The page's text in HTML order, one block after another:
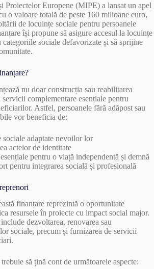
Europene (MIPE) a lansat un apel
o valoare totală de peste 160 milioane euro,
de locuințe sociale pentru persoanele
își propune să asigure accesul la locuințe
categoriile sociale defavorizate și să sprijine
nu doar construcția sau reabilitarea
complementare esențiale pentru
Astfel, persoanele fără adăpost sau
vor beneficia de:
sociale adaptate nevoilor lor
actelor de identitate
pentru o viață independentă și demnă
pentru integrarea socială și profesională
finanțare reprezintă o oportunitate
resursele în proiecte cu impact social major.
dezvoltarea, renovarea sau
sociale, precum și furnizarea de servicii
să țină cont de următoarele aspecte: